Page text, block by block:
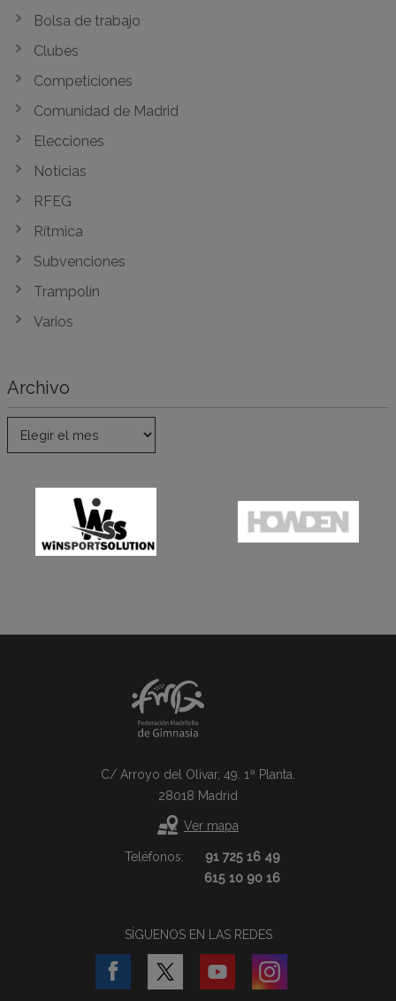
Bolsa de trabajo
Clubes
Competiciones
Comunidad de Madrid
Elecciones
Noticias
RFEG
Rítmica
Subvenciones
Trampolín
Varios
Archivo
C/ Arroyo del Olivar, 49. 1ª Planta.
28018 Madrid
Ver mapa
Teléfonos:
91 725 16 49
615 10 90 16
SÍGUENOS EN LAS REDES